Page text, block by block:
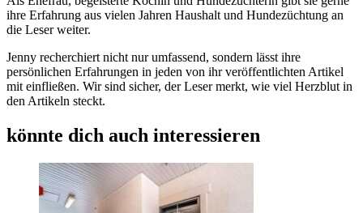
ihre Erfahrung aus vielen Jahren Haushalt und Hundezüchtung an
die Leser weiter.
Jenny recherchiert nicht nur umfassend, sondern lässt ihre
persönlichen Erfahrungen in jeden von ihr veröffentlichten Artikel
mit einfließen. Wir sind sicher, der Leser merkt, wie viel Herzblut in
den Artikeln steckt.
könnte dich auch interessieren